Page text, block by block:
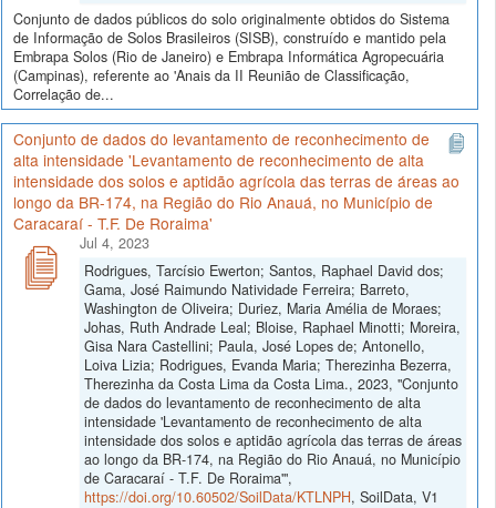
Conjunto de dados públicos do solo originalmente obtidos do Sistema
de Informação de Solos Brasileiros (SISB), construído e mantido pela
Embrapa Solos (Rio de Janeiro) e Embrapa Informática Agropecuária
(Campinas), referente ao 'Anais da II Reunião de Classificação,
Correlação de...
Conjunto de dados do levantamento de reconhecimento de
alta intensidade 'Levantamento de reconhecimento de alta
intensidade dos solos e aptidão agrícola das terras de áreas ao
longo da BR-174, na Região do Rio Anauá, no Município de
Caracaraí - T.F. De Roraima'
Jul 4, 2023
Rodrigues, Tarcísio Ewerton; Santos, Raphael David dos;
Gama, José Raimundo Natividade Ferreira; Barreto,
Washington de Oliveira; Duriez, Maria Amélia de Moraes;
Johas, Ruth Andrade Leal; Bloise, Raphael Minotti; Moreira,
Gisa Nara Castellini; Paula, José Lopes de; Antonello,
Loiva Lizia; Rodrigues, Evanda Maria; Therezinha Bezerra,
Therezinha da Costa Lima da Costa Lima., 2023, "Conjunto
de dados do levantamento de reconhecimento de alta
intensidade 'Levantamento de reconhecimento de alta
intensidade dos solos e aptidão agrícola das terras de áreas
ao longo da BR-174, na Região do Rio Anauá, no Município
de Caracaraí - T.F. De Roraima'",
https://doi.org/10.60502/SoilData/KTLNPH, SoilData, V1